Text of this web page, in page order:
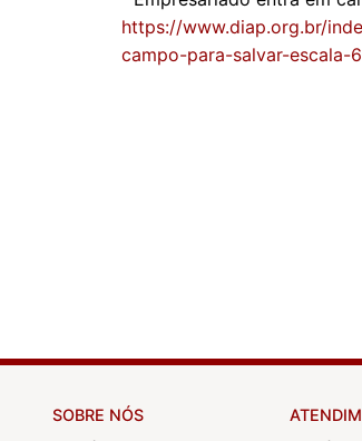
https://www.diap.org.br/
campo-para-salvar-escala-
SOBRE NÓS